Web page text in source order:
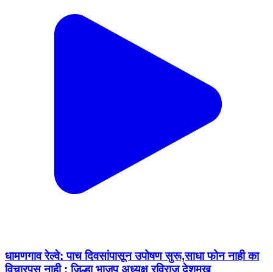
धामणगाव रेल्वे: पाच दिवसांपासून उपोषण सुरू,साधा फोन नाही का
विचारपूस नाही ; जिल्हा भाजप अध्यक्ष रविराज देशमुख